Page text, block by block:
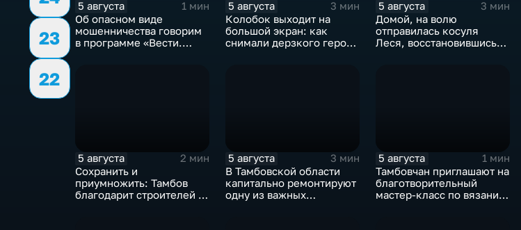
23
22
5 августа
1 мин
Об опасном виде
мошенничества говорим
в программе «Вести.
5 августа
3 мин
Колобок выходит на
большой экран: как
снимали дерзкого героя
5 августа
3 мин
Домой, на волю
отправилась косуля
Леся, восстановившись
5 августа
2 мин
Сохранить и
приумножить: Тамбов
благодарит строителей за
5 августа
3 мин
В Тамбовской области
капитально ремонтируют
одну из важных
5 августа
1 мин
Тамбовчан приглашают на
благотворительный
мастер-класс по вязанию